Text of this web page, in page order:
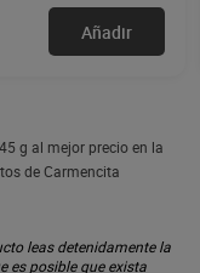
Añadir
g al mejor precio en la
de Carmencita
leas detenidamente la
es posible que exista